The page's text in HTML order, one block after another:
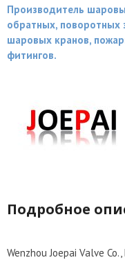
Производитель
обратных, поворотных
шаровых кранов,
фитингов.
Подробное
Wenzhou Joepai Valve